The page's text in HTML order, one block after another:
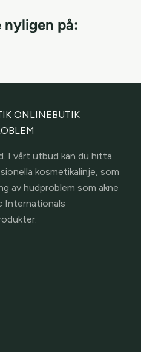
på:
ONLINEBUTIK
I vårt utbud kan du hitta
kosmetikalinje, som
av hudproblem som akne
Internationals